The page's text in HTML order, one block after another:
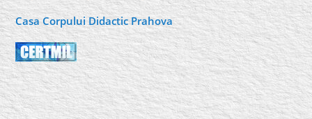
Casa Corpului Didactic Prahova